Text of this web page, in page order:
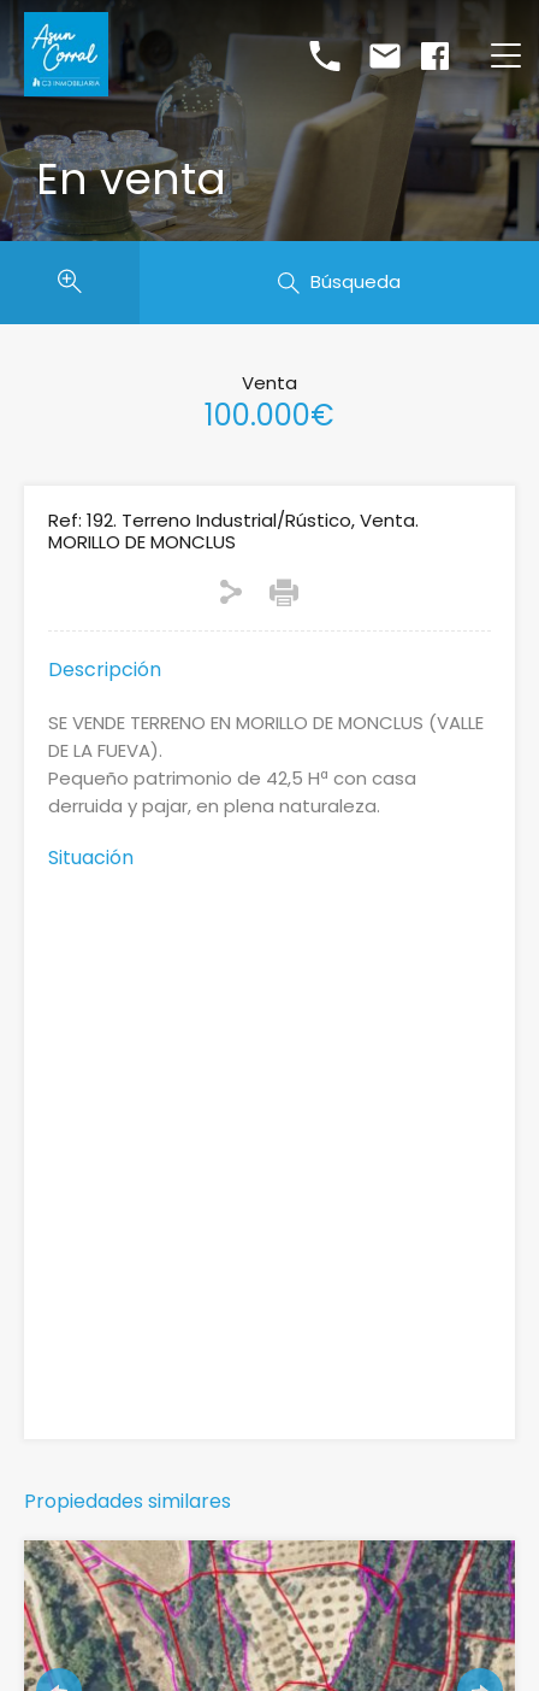
En venta
Búsqueda
Venta
100.000€
Ref: 192. Terreno Industrial/Rústico, Venta.
MORILLO DE MONCLUS
Descripción
SE VENDE TERRENO EN MORILLO DE MONCLUS (VALLE
DE LA FUEVA).
Pequeño patrimonio de 42,5 Hª con casa
derruida y pajar, en plena naturaleza.
Situación
Propiedades similares